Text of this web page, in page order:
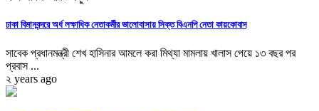
ঢাকা বিমানবন্দরে অর্ধ লক্ষাধিক নেতাকর্মীর ভালোবাসায় সিক্ত বিএনপি নেতা কায়কোবাদ
সাবেক প্রধানমন্ত্রী শেখ হাসিনার আমলে করা মিথ্যা মামলায় খালাস পেয়ে ১৩ বছর পর
প্রবাস ...
২ years ago